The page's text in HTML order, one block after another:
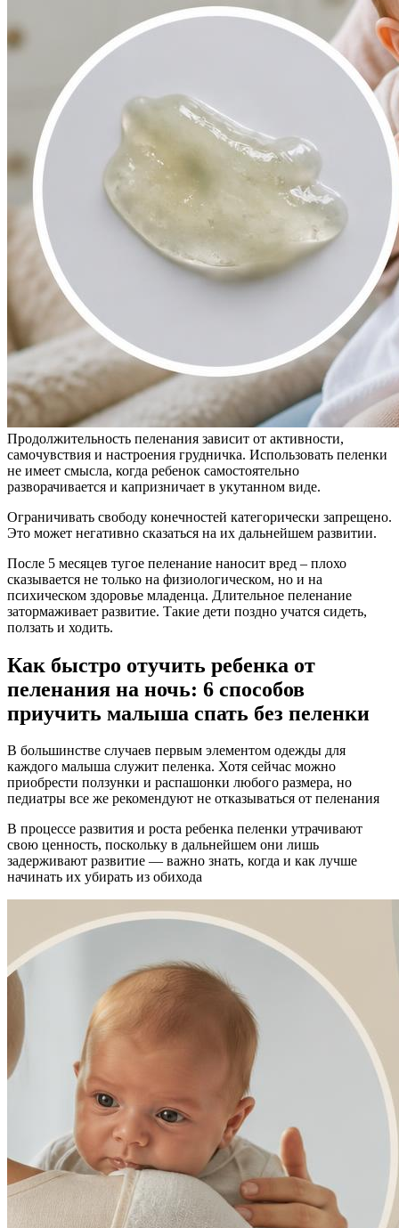
Продолжительность пеленания зависит от активности,
самочувствия и настроения грудничка. Использовать пеленки
не имеет смысла, когда ребенок самостоятельно
разворачивается и капризничает в укутанном виде.
Ограничивать свободу конечностей категорически запрещено.
Это может негативно сказаться на их дальнейшем развитии.
После 5 месяцев тугое пеленание наносит вред – плохо
сказывается не только на физиологическом, но и на
психическом здоровье младенца. Длительное пеленание
затормаживает развитие. Такие дети поздно учатся сидеть,
ползать и ходить.
Как быстро отучить ребенка от
пеленания на ночь: 6 способов
приучить малыша спать без пеленки
В большинстве случаев первым элементом одежды для
каждого малыша служит пеленка. Хотя сейчас можно
приобрести ползунки и распашонки любого размера, но
педиатры все же рекомендуют не отказываться от пеленания
В процессе развития и роста ребенка пеленки утрачивают
свою ценность, поскольку в дальнейшем они лишь
задерживают развитие — важно знать, когда и как лучше
начинать их убирать из обихода